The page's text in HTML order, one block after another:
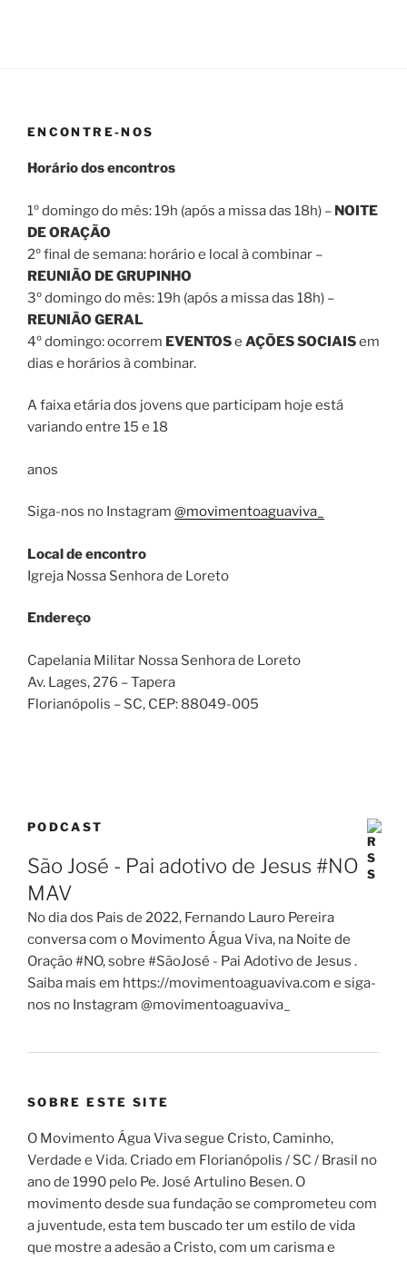
ENCONTRE-NOS
Horário dos encontros
1º domingo do mês: 19h (após a missa das 18h) – NOITE
DE ORAÇÃO
2º final de semana: horário e local à combinar –
REUNIÃO DE GRUPINHO
3º domingo do mês: 19h (após a missa das 18h) –
REUNIÃO GERAL
4º domingo: ocorrem EVENTOSe AÇÕES SOCIAISem
dias e horários à combinar.
A faixa etária dos jovens que participam hoje está
variando entre 15 e 18
anos
Siga-nos no Instagram @movimentoaguaviva_
Local de encontro
Igreja Nossa Senhora de Loreto
Endereço
Capelania Militar Nossa Senhora de Loreto
Av. Lages, 276 – Tapera
Florianópolis – SC, CEP: 88049-005
PODCAST
São José - Pai adotivo de Jesus #NO
MAV
No dia dos Pais de 2022, Fernando Lauro Pereira
conversa com o Movimento Água Viva, na Noite de
Oração #NO, sobre #SãoJosé - Pai Adotivo de Jesus .
Saiba mais em https://movimentoaguaviva.com e siga-
nos no Instagram @movimentoaguaviva_
SOBRE ESTE SITE
O Movimento Água Viva segue Cristo, Caminho,
Verdade e Vida. Criado em Florianópolis / SC / Brasil no
ano de 1990 pelo Pe. José Artulino Besen. O
movimento desde sua fundação se comprometeu com
a juventude, esta tem buscado ter um estilo de vida
que mostre a adesão a Cristo, com um carisma e